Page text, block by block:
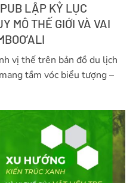
LẬP KỶ LỤC
MÔ THẾ GIỚI VÀ VAI
vị thế trên bản đồ du lịch
tầm vóc biểu tượng –